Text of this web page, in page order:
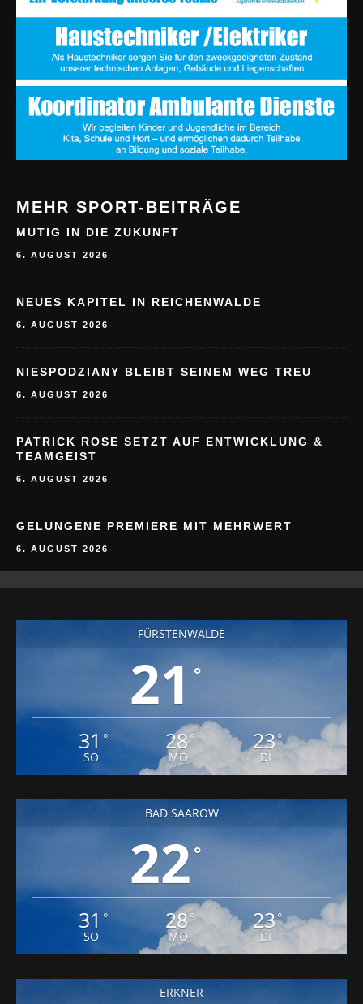
MEHR SPORT-BEITRÄGE
MUTIG IN DIE ZUKUNFT
6. AUGUST 2026
NEUES KAPITEL IN REICHENWALDE
6. AUGUST 2026
NIESPODZIANY BLEIBT SEINEM WEG TREU
6. AUGUST 2026
PATRICK ROSE SETZT AUF ENTWICKLUNG &
TEAMGEIST
6. AUGUST 2026
GELUNGENE PREMIERE MIT MEHRWERT
6. AUGUST 2026
FÜRSTENWALDE
21 °
31 °
SO
28°
MO
23°
DI
BAD SAAROW
22 °
31 °
SO
28°
MO
23°
DI
ERKNER